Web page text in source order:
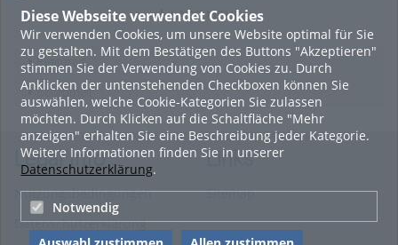
Diese Webseite verwendet Cookies
Wir verwenden Cookies, um unsere Website optimal für Sie
zu gestalten. Mit dem Bestätigen des Buttons "Akzeptieren"
stimmen Sie der Verwendung von Cookies zu. Durch
Anklicken der untenstehenden Checkboxen können Sie
auswählen, welche Cookie-Kategorien Sie zulassen
möchten. Durch Klicken auf die Schaltfläche "Mehr
anzeigen" erhalten Sie eine Beschreibung jeder Kategorie.
Weitere Informationen finden Sie in unserer
Datenschutzerklärung.
Notwendig
LADE MEHR
Featured
Beliebtheit
Legal Info
Nutzungsbedingungen
Datenschutzerklärung
Links
Sitemap